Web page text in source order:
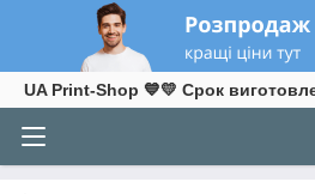
UA Print-Shop ​💙💛 Срок